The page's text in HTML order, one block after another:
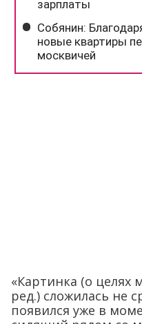
«Картинка (о целях
ред.) сложилась не
появился уже в